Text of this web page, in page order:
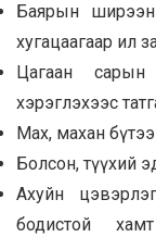
Баярын
хугацаагаар ил
Цагаан
хэрэглэхээс
Мах, махан
Болсон, түүхий
Ахуйн
бодистой